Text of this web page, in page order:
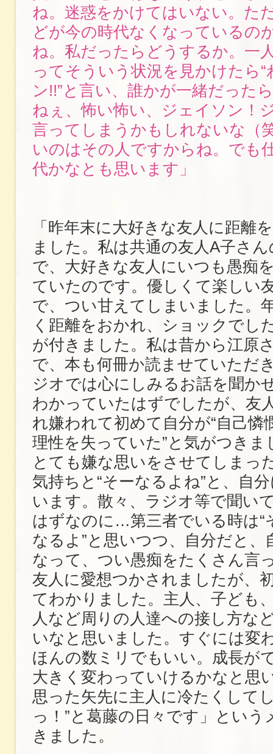
ね。迷惑をかけてはいない。た
どが今の時代なくなっているの
ね。私だったらどうするか。一
ってそういう状況を見かけたら
ン!!”と言い、誰かが一緒だった
ねぇ、怖い怖い、ジェイソン！
言ってしまうかもしれないな（
いのはその人ですからね。でも
代かなとも思います」
「昨年末に大好きな友人に距離
ました。私は共通の友人A子さ
で、大好きな友人にいつも愚痴
ていたのです。優しくて楽しい
で、つい甘えてしまいました。
く距離をおかれ、ショックでし
が付きました。私は昔から江原
で、本も何冊か読ませていただ
ジオでは心にしみるお話を聞か
わかっていたはずでしたが、友
れ嫌われて初めて自分が“自己憐
理性を失っていた”と気がつきま
とても嫌な思いをさせてしまっ
気持ちと“そーなるよね”と、自
います。散々、ラジオ等で聞い
はずなのに…第三者でいる時は“
なるよ”と思いつつ、自分だと、
なって、つい愚痴をたくさん言
友人に愛想つかされましたが、
てわかりました。主人、子ども
人など周りの人達への接し方な
いなと思いました。すぐには変
ほんの数ミリでもいい。成長が
大きく変わっていけるかなと思
思った矢先に主人に冷たくして
っ！”と葛藤の日々です」という
きました。